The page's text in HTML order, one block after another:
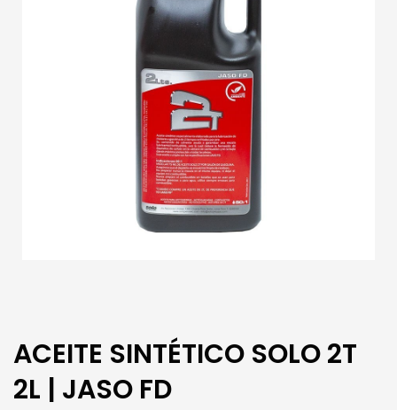
ACEITE SINTÉTICO SOLO 2T
2L | JASO FD